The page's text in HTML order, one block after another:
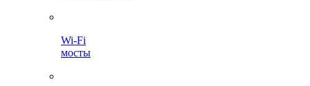
Wi-Fi
мосты